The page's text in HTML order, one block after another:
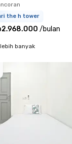
the h tower
/bulan
banyak